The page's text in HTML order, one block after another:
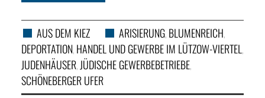
AUS DEM KIEZ ARISIERUNG, BLUMENREICH,
DEPORTATION, HANDEL UND GEWERBE IM LÜTZOW-VIERTEL ,
JUDENHÄUSER, JÜDISCHE GEWERBEBETRIEBE,
SCHÖNEBERGER UFER